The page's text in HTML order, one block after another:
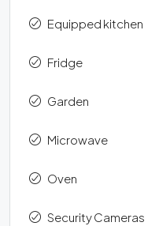
Equipped kitchen
Fridge
Garden
Microwave
Oven
Security Cameras